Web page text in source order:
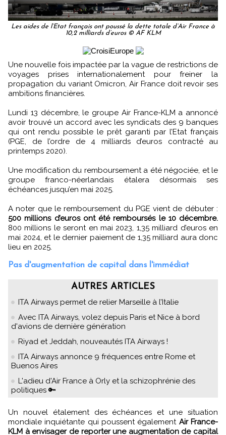
Les aides de l’Etat français ont poussé la dette totale d’Air France à
10,2 milliards d’euros © AF KLM
Une nouvelle fois impactée par la vague de restrictions de
voyages prises internationalement pour freiner la
propagation du variant Omicron, Air France doit revoir ses
ambitions financières.
Lundi 13 décembre, le groupe Air France-KLM a annoncé
avoir trouvé un accord avec les syndicats des 9 banques
qui ont rendu possible le prêt garanti par l’Etat français
(PGE, de l’ordre de 4 milliards d’euros contracté au
printemps 2020).
Une modification du remboursement a été négociée, et le
groupe franco-néerlandais étalera désormais ses
échéances jusqu’en mai 2025.
A noter que le remboursement du PGE vient de débuter :
500 millions d’euros ont été remboursés le 10 décembre.
800 millions le seront en mai 2023, 1,35 milliard d’euros en
mai 2024, et le dernier paiement de 1,35 milliard aura donc
lieu en 2025.
Pas d'augmentation de capital dans l'immédiat
AUTRES ARTICLES
ITA Airways permet de relier Marseille à l’Italie
Avec ITA Airways, volez depuis Paris et Nice à bord
d'avions de dernière génération
Riyad et Jeddah, nouveautés ITA Airways !
ITA Airways annonce 9 fréquences entre Rome et
Buenos Aires
L'adieu d'Air France à Orly et la schizophrénie des
politiques 🔑
Un nouvel étalement des échéances et une situation
mondiale inquiétante qui poussent également Air France-
KLM à envisager de reporter une augmentation de capital